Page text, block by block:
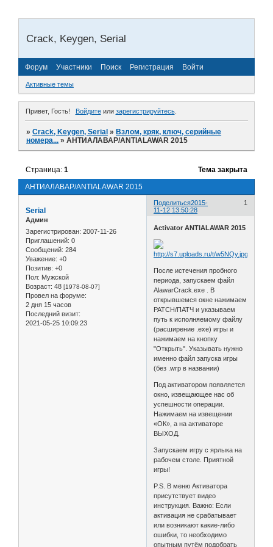
Crack, Keygen, Serial
Форум Участники Поиск Регистрация Войти
Активные темы
Привет, Гость! Войдитеили зарегистрируйтесь.
»Crack, Keygen, Serial »Взлом, кряк, ключ, серийные
номера... »АНТИАЛАВАР/ANTIALAWAR 2015
АНТИАЛАВАР/ANTIALAWAR 2015
Страница:1 Тема закрыта
Поделиться 1
2015-
11-12 13:50:28
Serial
Админ
Зарегистрирован: 2007-11-26
Приглашений: 0
Сообщений: 284
Уважение: +0
Позитив: +0
Пол: Мужской
Возраст: 48 [1978-08-07]
Провел на форуме:
2 дня 15 часов
Последний визит:
2021-05-25 10:09:23
Activator ANTIALAWAR 2015
После истечения пробного
периода, запускаем файл
AlawarCrack.exe . В
открывшемся окне нажимаем
PATCH/ПАТЧ и указываем
путь к исполняемому файлу
(расширение .exe) игры и
нажимаем на кнопку
"Открыть". Указывать нужно
именно файл запуска игры
(без .wrp в названии)
Под активатором появляется
окно, извещающее нас об
успешности операции.
Нажимаем на извещении
«ОК», а на активаторе
ВЫХОД.
Запускаем игру с ярлыка на
рабочем столе. Приятной
игры!
P.S. В меню Активатора
присутствует видео
инструкция. Важно: Если
активация не срабатывает
или возникают какие-либо
ошибки, то необходимо
опытным путём подобрать